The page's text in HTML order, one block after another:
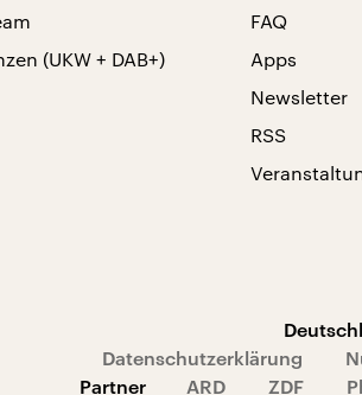
(UKW + DAB+)
FAQ
Apps
Newsletter
RSS
Datenschutzerklärung
Partner
ARD ZDF